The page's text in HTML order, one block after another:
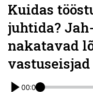
Kuidas
juhtida?
nakatavad
vastuseisjad
00:00